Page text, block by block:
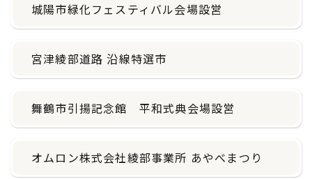
城陽市緑化フェスティバル会場設営
宮津綾部道路 沿線特選市
舞鶴市引揚記念館 平和式典会場設営
オムロン株式会社綾部事業所 あやべまつり